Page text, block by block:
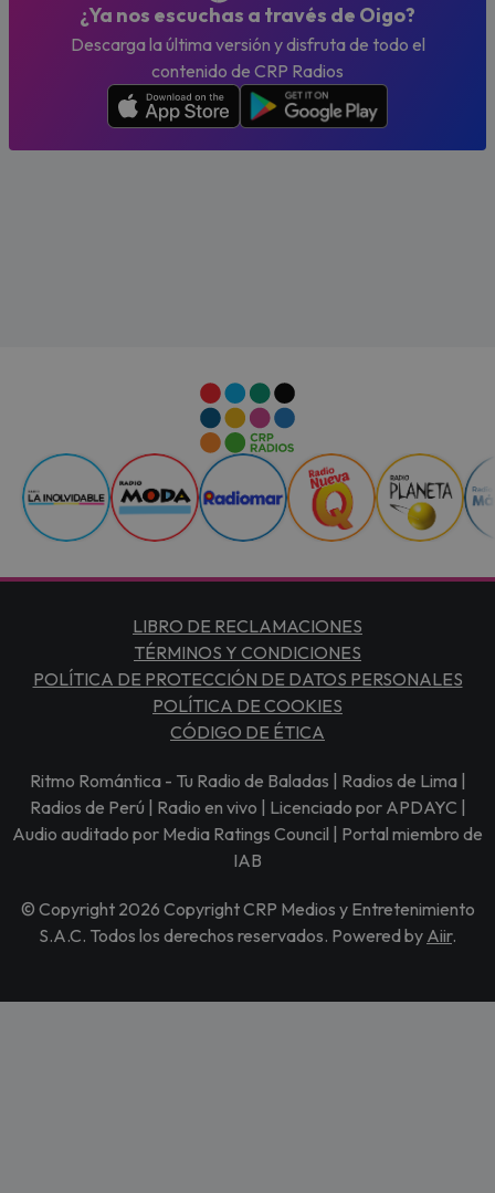
¿Ya nos escuchas a través de Oigo?
Descarga la última versión y disfruta de todo el
contenido de CRP Radios
LIBRO DE RECLAMACIONES
TÉRMINOS Y CONDICIONES
POLÍTICA DE PROTECCIÓN DE DATOS PERSONALES
POLÍTICA DE COOKIES
CÓDIGO DE ÉTICA
Ritmo Romántica - Tu Radio de Baladas | Radios de Lima |
Radios de Perú | Radio en vivo | Licenciado por APDAYC |
Audio auditado por Media Ratings Council | Portal miembro de
IAB
© Copyright 2026 Copyright CRP Medios y Entretenimiento
S.A.C. Todos los derechos reservados. Powered by Aiir.